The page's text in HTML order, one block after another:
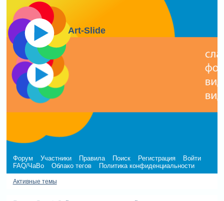
Art-Slide
Форум Участники Правила Поиск Регистрация
Войти
FAQ/ЧаВо
Облако тегов Политика конфиденциальности
Активные темы